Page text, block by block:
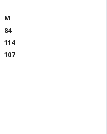
M
84
114
107